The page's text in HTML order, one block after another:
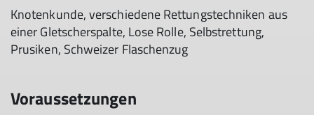
Knotenkunde, verschiedene Rettungstechniken aus
einer Gletscherspalte, Lose Rolle, Selbstrettung,
Prusiken, Schweizer Flaschenzug
Voraussetzungen